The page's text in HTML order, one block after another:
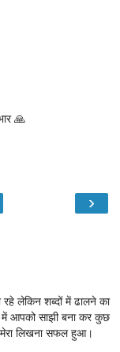
🙏
›
लेकिन शब्दों में ढालने का
में आपको साझी बना कर कुछ
मेरा लिखना सफल हुआ।